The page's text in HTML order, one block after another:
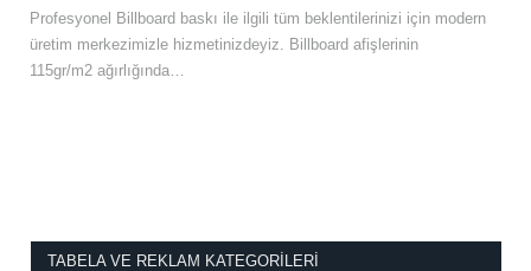
Profesyonel Billboard baskı ile ilgili tüm beklentilerinizi için modern
üretim merkezimizle hizmetinizdeyiz. Billboard afişlerinin
115gr/m2 ağırlığında…
TABELA VE REKLAM KATEGORILERI